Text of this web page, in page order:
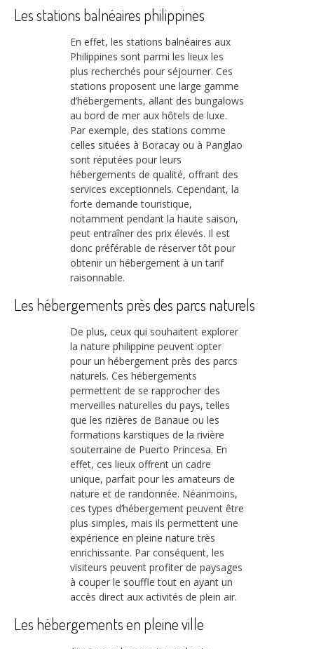
Les stations balnéaires philippines
En effet, les stations balnéaires aux
Philippines sont parmi les lieux les
plus recherchés pour séjourner. Ces
stations proposent une large gamme
d’hébergements, allant des bungalows
au bord de mer aux hôtels de luxe.
Par exemple, des stations comme
celles situées à Boracay ou à Panglao
sont réputées pour leurs
hébergements de qualité, offrant des
services exceptionnels. Cependant, la
forte demande touristique,
notamment pendant la haute saison,
peut entraîner des prix élevés. Il est
donc préférable de réserver tôt pour
obtenir un hébergement à un tarif
raisonnable.
Les hébergements près des parcs naturels
De plus, ceux qui souhaitent explorer
la nature philippine peuvent opter
pour un hébergement près des parcs
naturels. Ces hébergements
permettent de se rapprocher des
merveilles naturelles du pays, telles
que les rizières de Banaue ou les
formations karstiques de la rivière
souterraine de Puerto Princesa. En
effet, ces lieux offrent un cadre
unique, parfait pour les amateurs de
nature et de randonnée. Néanmoins,
ces types d’hébergement peuvent être
plus simples, mais ils permettent une
expérience en pleine nature très
enrichissante. Par conséquent, les
visiteurs peuvent profiter de paysages
à couper le souffle tout en ayant un
accès direct aux activités de plein air.
Les hébergements en pleine ville